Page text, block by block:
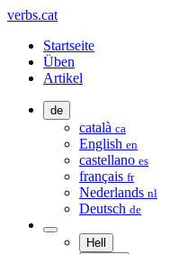
verbs.cat
Startseite
Üben
Artikel
de
català ca
English en
castellano es
français fr
Nederlands nl
Deutsch de
Hell